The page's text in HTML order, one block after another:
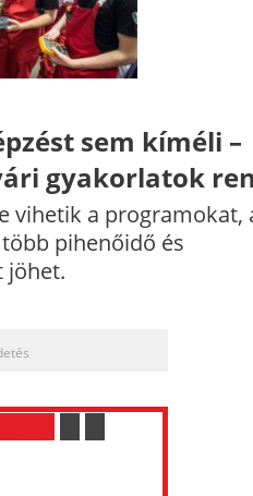
sem kíméli –
gyakorlatok
vihetik a programokat,
pihenőidő és
jöhet.